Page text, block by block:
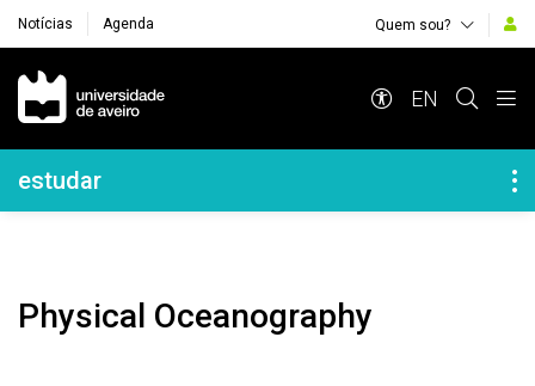
Notícias Agenda Quem sou?
Navegação Principal
EN
Navegação Lateral
estudar
Physical Oceanography